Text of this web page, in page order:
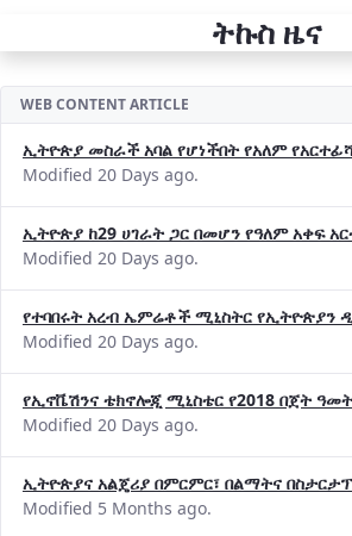
ኢትዮጵያ መስራች አባል የሆነችበት የአለም
Modified 20 Days ago.
ኢትዮጵያ ከ29 ሀገራት ጋር በመሆን የዓለም አቀፍ
Modified 20 Days ago.
የተባበሩት አረብ ኤምሬቶች ሚኒስትር የኢትዮጵያን
Modified 20 Days ago.
የኢኖቬሽንና ቴክኖሎጂ ሚኒስቴር የ2018 በጀት
Modified 20 Days ago.
ኢትዮጵያና አልጄሪያ በምርምር፣ በልማትና
Modified 5 Months ago.